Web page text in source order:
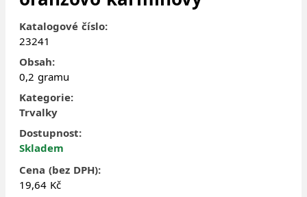
Katalogové číslo:
23241
Obsah:
0,2 gramu
Kategorie:
Trvalky
Dostupnost:
Skladem
Cena (bez DPH):
19,64 Kč